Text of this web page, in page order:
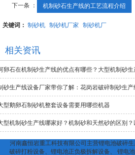
下一条 ： 机制砂石生产线的工艺流程介绍
关键词： 制砂机 制砂机厂家 制砂机厂
相关资讯
卵石在机制砂生产线的优点有哪些？大型机制砂生
砂生产线设备厂家带你了解：花岗岩破碎制砂生
型鹅卵石制砂机整套设备需要用哪些机器
型机制砂生产线哪家好？机制砂和天然砂的区别
河南鑫恒岩重工科技有限公司主营锂电池破碎
破碎打粉设备、锂电池正负极拆解设备、 锂电